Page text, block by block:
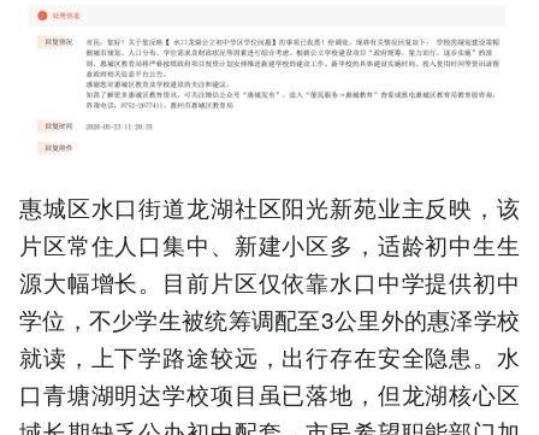
惠城区水口街道龙湖社区阳光新苑业主反映，该
片区常住人口集中、新建小区多，适龄初中生生
源大幅增长。目前片区仅依靠水口中学提供初中
学位，不少学生被统筹调配至3公里外的惠泽学校
就读，上下学路途较远，出行存在安全隐患。水
口青塘湖明达学校项目虽已落地，但龙湖核心区